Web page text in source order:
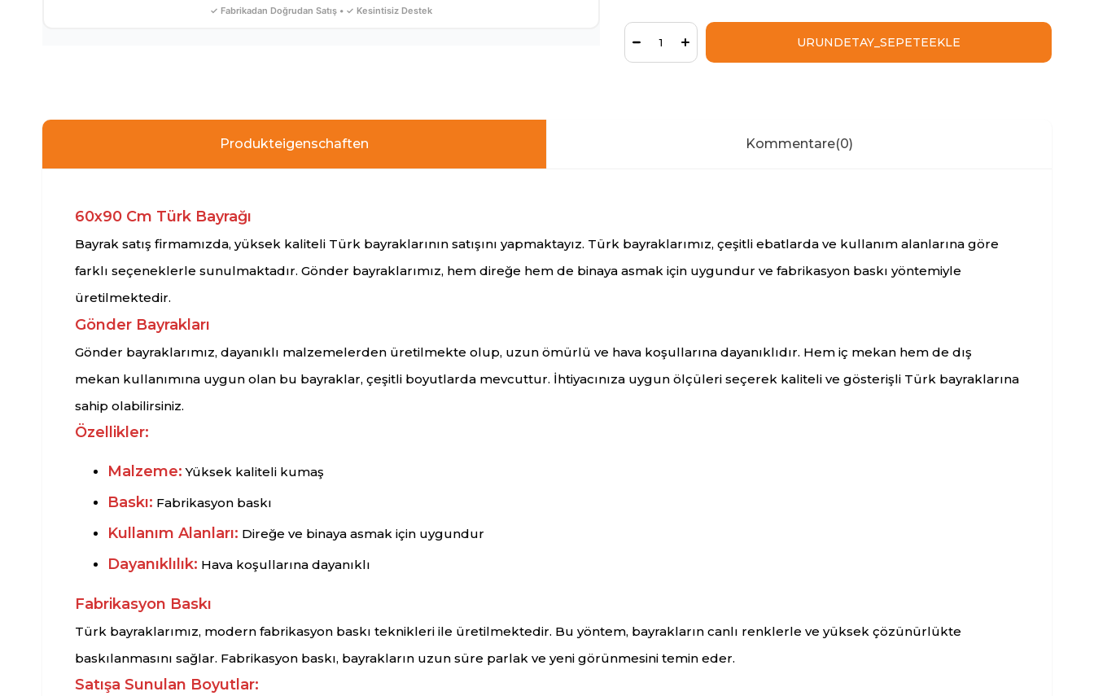
✓ Fabrikadan Doğrudan Satış • ✓ Kesintisiz Destek
Produkteigenschaften Kommentare(0)
60x90 Cm Türk Bayrağı
Bayrak satış firmamızda, yüksek kaliteli Türk bayraklarının satışını yapmaktayız. Türk bayraklarımız, çeşitli ebatlarda ve kullanım alanlarına göre
farklı seçeneklerle sunulmaktadır. Gönder bayraklarımız, hem direğe hem de binaya asmak için uygundur ve fabrikasyon baskı yöntemiyle
üretilmektedir.
Gönder Bayrakları
Gönder bayraklarımız, dayanıklı malzemelerden üretilmekte olup, uzun ömürlü ve hava koşullarına dayanıklıdır. Hem iç mekan hem de dış
mekan kullanımına uygun olan bu bayraklar, çeşitli boyutlarda mevcuttur. İhtiyacınıza uygun ölçüleri seçerek kaliteli ve gösterişli Türk bayraklarına
sahip olabilirsiniz.
Özellikler:
Malzeme: Yüksek kaliteli kumaş
Baskı: Fabrikasyon baskı
Kullanım Alanları: Direğe ve binaya asmak için uygundur
Dayanıklılık: Hava koşullarına dayanıklı
Fabrikasyon Baskı
Türk bayraklarımız, modern fabrikasyon baskı teknikleri ile üretilmektedir. Bu yöntem, bayrakların canlı renklerle ve yüksek çözünürlükte
baskılanmasını sağlar. Fabrikasyon baskı, bayrakların uzun süre parlak ve yeni görünmesini temin eder.
Satışa Sunulan Boyutlar: